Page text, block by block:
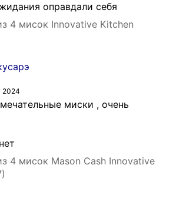
оправдали себя
4 мисок Innovative Kitchen
2024
миски , очень
4 мисок Mason Cash Innovative